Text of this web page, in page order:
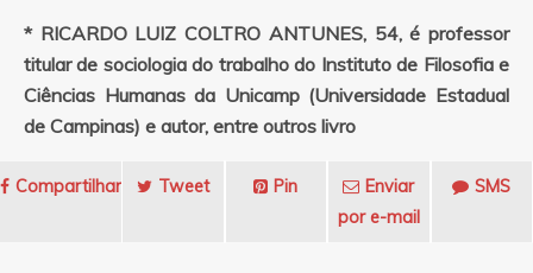
* RICARDO LUIZ COLTRO ANTUNES, 54, é professor
titular de sociologia do trabalho do Instituto de Filosofia e
Ciências Humanas da Unicamp (Universidade Estadual
de Campinas) e autor, entre outros livro
Compartilhar Tweet Pin
Enviar
por e-mail
SMS